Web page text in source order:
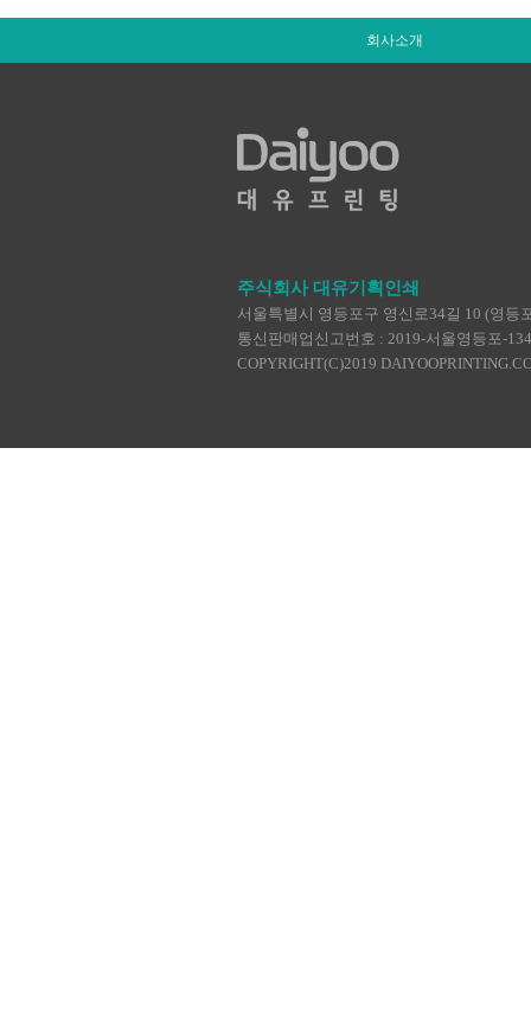
회사소개
주식회사 대유기획인쇄
서울특별시 영등포구 영신로34길 10 (영등
통신판매업신고번호 : 2019-서울영등포-
COPYRIGHT(C)2019